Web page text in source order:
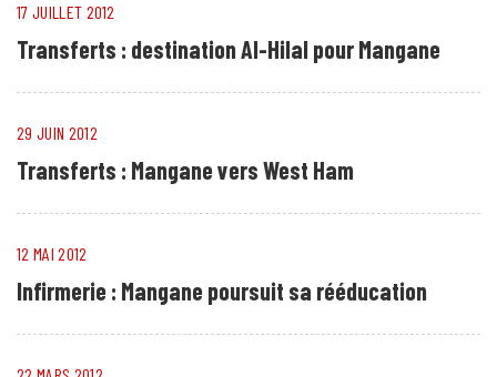
17 JUILLET 2012
Transferts : destination Al-Hilal pour Mangane
29 JUIN 2012
Transferts : Mangane vers West Ham
12 MAI 2012
Infirmerie : Mangane poursuit sa rééducation